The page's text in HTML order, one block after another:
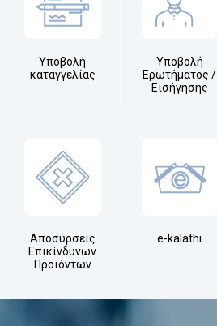
Υποβολή
καταγγελίας
Υποβολή
Ερωτήματος /
Εισήγησης
Αποσύρσεις
Επικίνδυνων
Προϊόντων
e-kalathi